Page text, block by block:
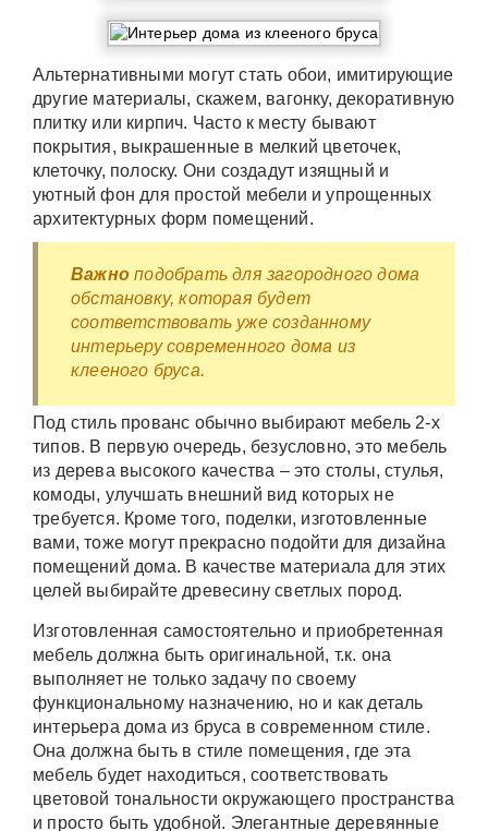
Альтернативными могут стать обои, имитирующие
другие материалы, скажем, вагонку, декоративную
плитку или кирпич. Часто к месту бывают
покрытия, выкрашенные в мелкий цветочек,
клеточку, полоску. Они создадут изящный и
уютный фон для простой мебели и упрощенных
архитектурных форм помещений.
Важно подобрать для загородного дома
обстановку, которая будет
соответствовать уже созданному
интерьеру современного дома из
клееного бруса.
Под стиль прованс обычно выбирают мебель 2-х
типов. В первую очередь, безусловно, это мебель
из дерева высокого качества – это столы, стулья,
комоды, улучшать внешний вид которых не
требуется. Кроме того, поделки, изготовленные
вами, тоже могут прекрасно подойти для дизайна
помещений дома. В качестве материала для этих
целей выбирайте древесину светлых пород.
Изготовленная самостоятельно и приобретенная
мебель должна быть оригинальной, т.к. она
выполняет не только задачу по своему
функциональному назначению, но и как деталь
интерьера дома из бруса в современном стиле.
Она должна быть в стиле помещения, где эта
мебель будет находиться, соответствовать
цветовой тональности окружающего пространства
и просто быть удобной. Элегантные деревянные